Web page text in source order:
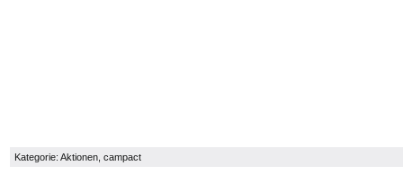
Kategorie: Aktionen campact